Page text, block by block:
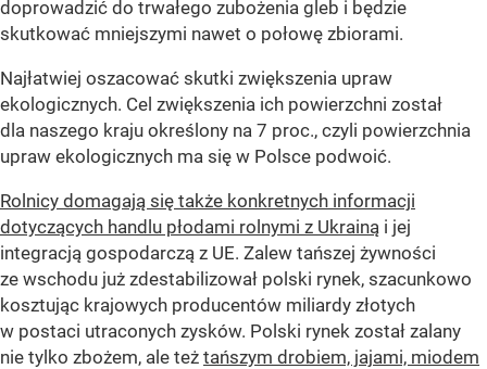
doprowadzić do trwałego zubożenia gleb i będzie
skutkować mniejszymi nawet o połowę zbiorami.
Najłatwiej oszacować skutki zwiększenia upraw
ekologicznych. Cel zwiększenia ich powierzchni został
dla naszego kraju określony na 7 proc., czyli powierzchnia
upraw ekologicznych ma się w Polsce podwoić.
Rolnicy domagają się także konkretnych informacji
dotyczących handlu płodami rolnymi z Ukrainą i jej
integracją gospodarczą z UE. Zalew tańszej żywności
ze wschodu już zdestabilizował polski rynek, szacunkowo
kosztując krajowych producentów miliardy złotych
w postaci utraconych zysków. Polski rynek został zalany
nie tylko zbożem, ale też tańszym drobiem, jajami, miodem